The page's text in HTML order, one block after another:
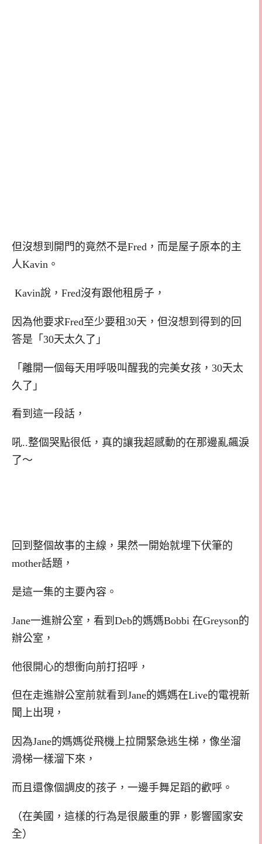
但沒想到開門的竟然不是Fred，而是屋子原本的主
人Kavin。
Kavin說，Fred沒有跟他租房子，
因為他要求Fred至少要租30天，但沒想到得到的回
答是「30天太久了」
「離開一個每天用呼吸叫醒我的完美女孩，30天太
久了」
看到這一段話，
吼..整個哭點很低，真的讓我超感動的在那邊亂飆淚
了～
回到整個故事的主線，果然一開始就埋下伏筆的
mother話題，
是這一集的主要內容。
Jane一進辦公室，看到Deb的媽媽Bobbi 在Greyson的
辦公室，
他很開心的想衝向前打招呼，
但在走進辦公室前就看到Jane的媽媽在Live的電視新
聞上出現，
因為Jane的媽媽從飛機上拉開緊急逃生梯，像坐溜
滑梯一樣溜下來，
而且還像個調皮的孩子，一邊手舞足蹈的歡呼。
（在美國，這樣的行為是很嚴重的罪，影響國家安
全）